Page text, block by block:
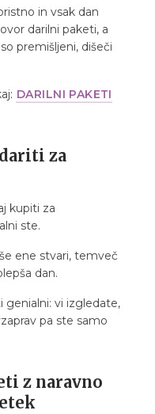
za njega ali njo?
za valentinovo?
dlje kot šopek
za valentinovo
dobro darilo za
za
in vsak dan
darilni paketi, a
premišljeni, dišeči
DARILNI PAKETI
za
kupiti za
ste.
ene stvari, temveč
dan.
genialni: vi izgledate,
pa ste samo
z naravno